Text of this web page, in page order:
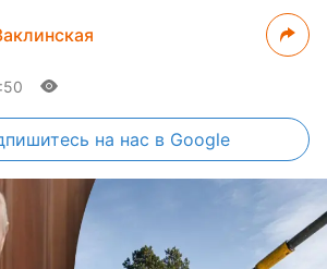
на нас в Google